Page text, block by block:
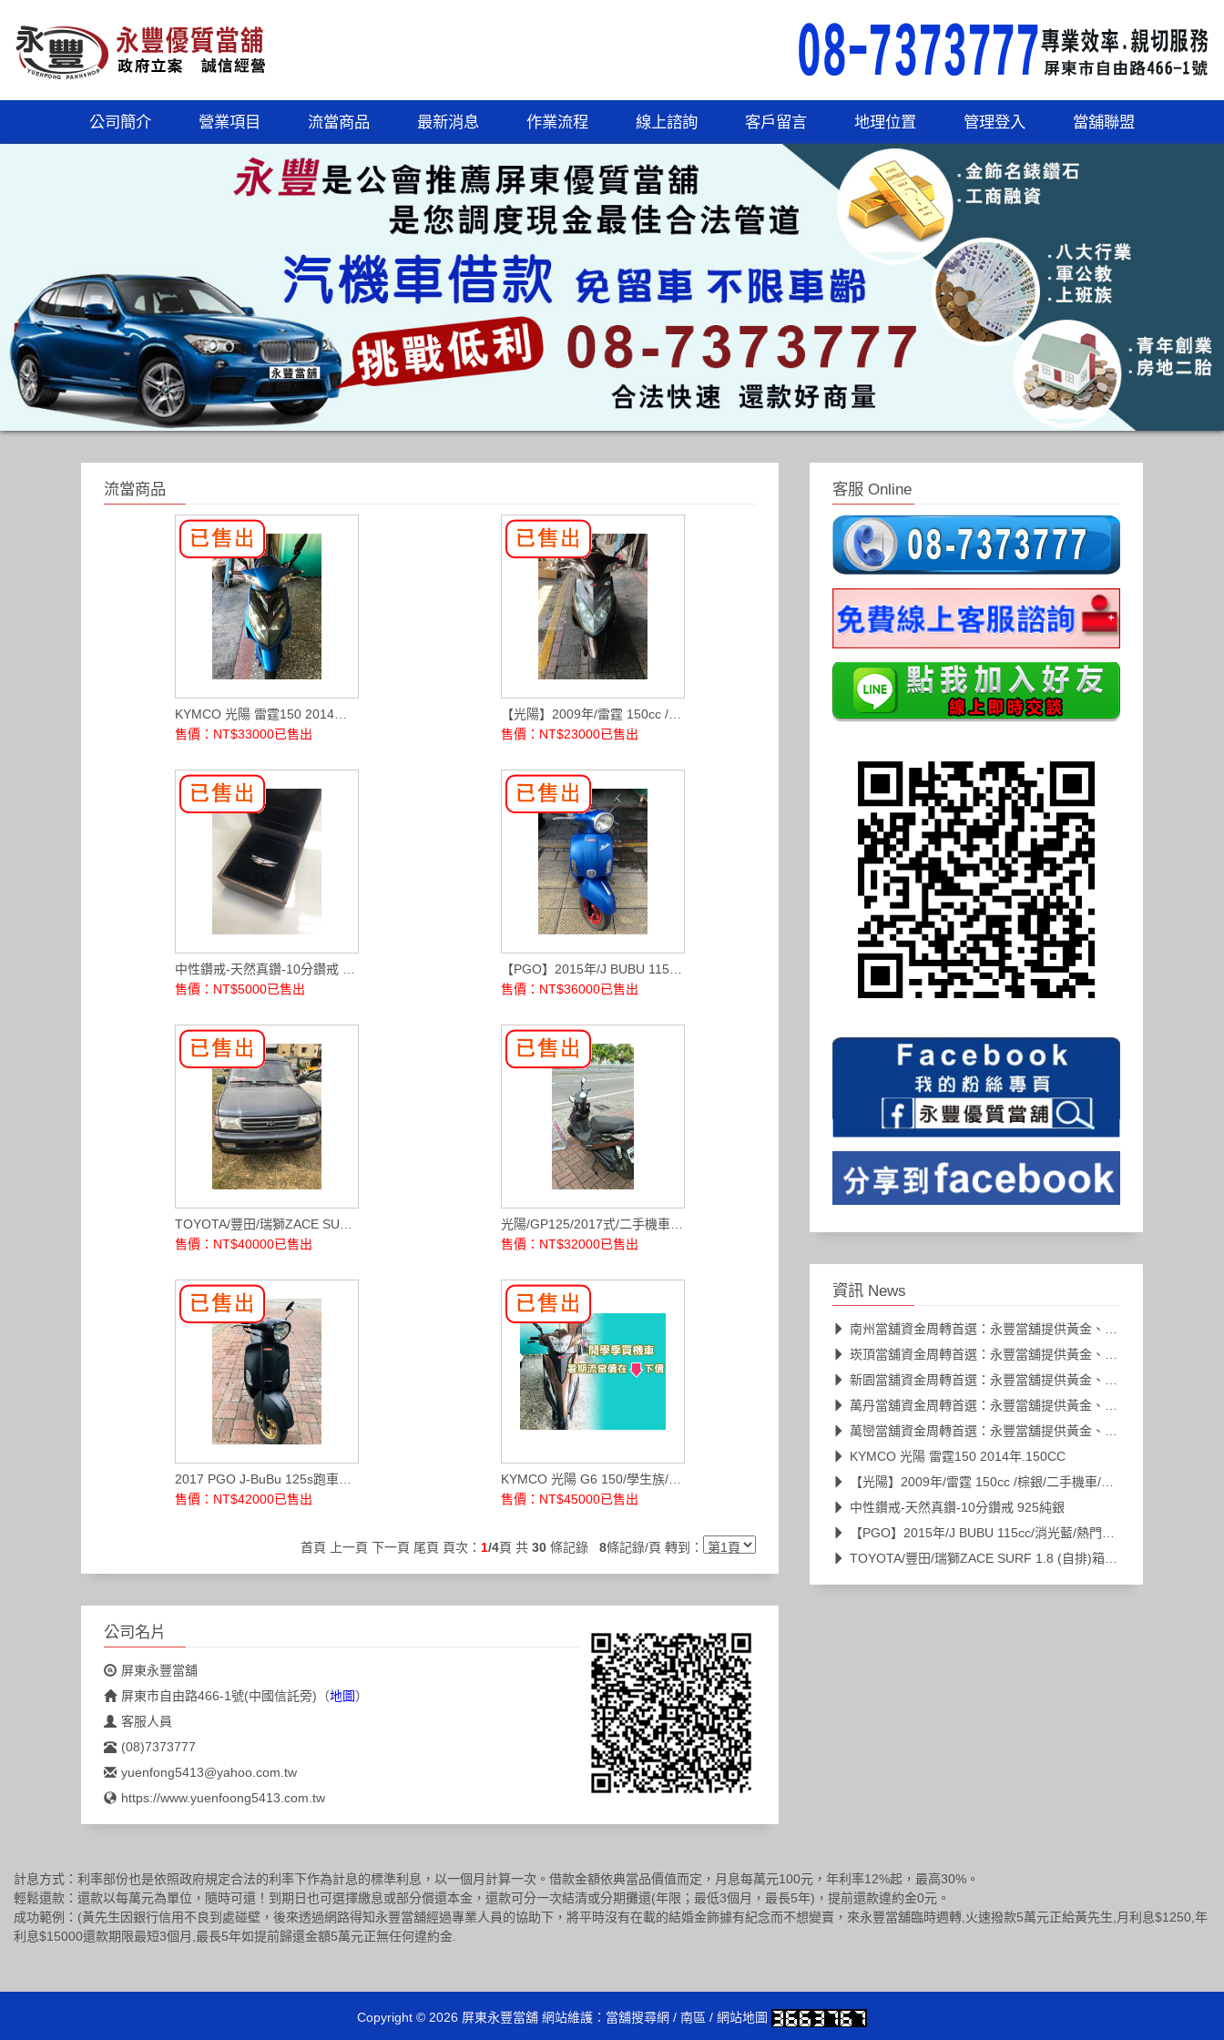
公司簡介 營業項目 流當商品 最新消息 作業流程 線上諮詢 客戶留言 地理位置 管理登入 當舖聯盟
流當商品
售價：NT$33000已售出
售價：NT$23000已售出
售價：NT$5000已售出
售價：NT$36000已售出
售價：NT$40000已售出
售價：NT$32000已售出
售價：NT$42000已售出
售價：NT$45000已售出
首頁 上一頁 下一頁 尾頁 頁次： 1/4頁 共 30 條記錄 8條記錄/頁 轉到：
公司名片
屏東永豐當舖
屏東市自由路466-1號(中國信託旁) （地圖）
客服人員
(08)7373777
yuenfong5413@yahoo.com.tw
https://www.yuenfoong5413.com.tw
客服 Online
資訊 News
南州當舖資金周轉首選：永豐當舖提供黃金、名錶、K金高價典當
崁頂當舖資金周轉首選：永豐當舖提供黃金、名錶、K金高價典當
新園當舖資金周轉首選：永豐當舖提供黃金、名錶、K金高價典當
萬丹當舖資金周轉首選：永豐當舖提供黃金、名錶、K金高價典當
萬巒當舖資金周轉首選：永豐當舖提供黃金、名錶、K金高價典當
KYMCO 光陽 雷霆150 2014年.150CC
【光陽】2009年/雷霆 150cc /棕銀/二手機車/代步車
中性鑽戒-天然真鑽-10分鑽戒 925純銀
【PGO】2015年/J BUBU 115cc/消光藍/熱門車款/二手機車/代步車
TOYOTA/豐田/瑞獅ZACE SURF 1.8 (自排)箱型車
計息方式：利率部份也是依照政府規定合法的利率下作為計息的標準利息，以一個月計算一次。借款金額依典當品價值而定，月息每萬元100元，年利率12%起，最高30%。
輕鬆還款：還款以每萬元為單位，隨時可還！到期日也可選擇繳息或部分償還本金，還款可分一次結清或分期攤還(年限；最低3個月，最長5年)，提前還款違約金0元。
成功範例：(黃先生因銀行信用不良到處碰壁，後來透過網路得知永豐當舖經過專業人員的協助下，將平時沒有在載的結婚金飾據有紀念而不想變賣，來永豐當舖臨時週轉,火速撥款5萬元正給黃先生,月利息$1250,年
利息$15000還款期限最短3個月,最長5年如提前歸還金額5萬元正無任何違約金.
Copyright © 2026 屏東永豐當舖 網站維護： 當舖搜尋網 / 南區 / 網站地圖